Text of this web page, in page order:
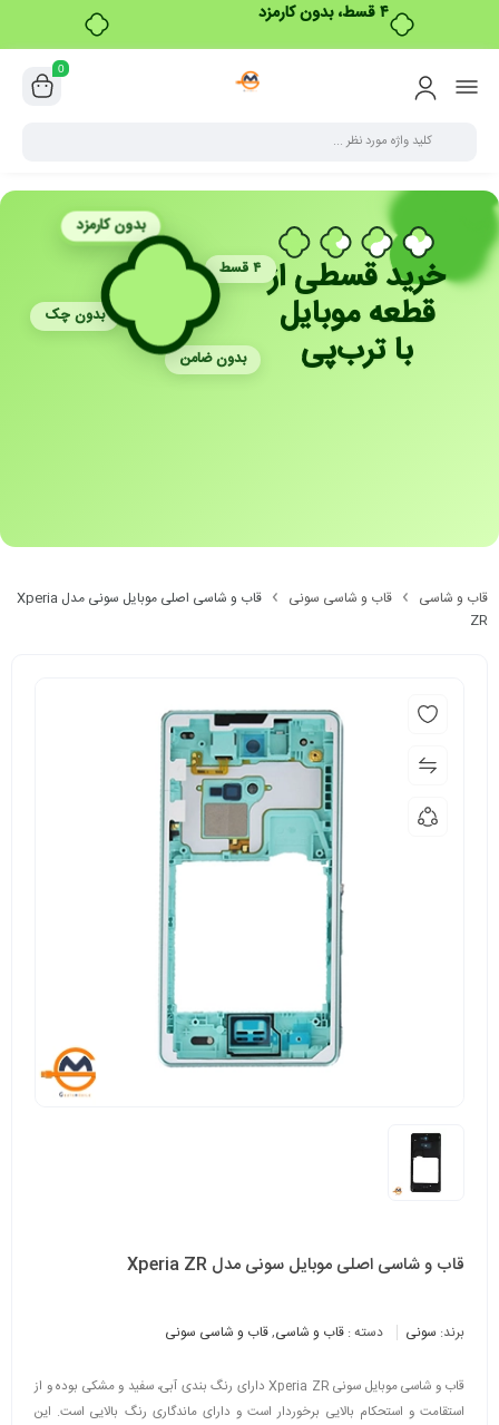
۴ قسط، بدون کارمزد
0
خرید قسطی از
قطعه موبایل
با ترب‌پی
بدون کارمزد
۴ قسط
بدون چک
بدون ضامن
قاب و شاسی قاب و شاسی سونی
قاب و شاسی اصلی موبایل سونی مدل Xperia
ZR
قاب و شاسی اصلی موبایل سونی مدل Xperia ZR
برند: سونی دسته : قاب و شاسی,قاب و شاسی سونی
قاب و شاسی موبایل سونی Xperia ZR دارای رنگ بندی آبی، سفید و مشکی بوده و از
استقامت و استحکام بالایی برخوردار است و دارای ماندگاری رنگ بالایی است. این